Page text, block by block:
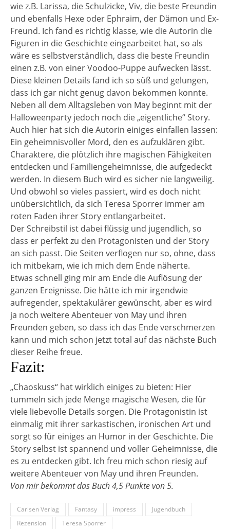
wie z.B. Larissa, die Schulzicke, Viv, die beste Freundin
und ebenfalls Hexe oder Ephraim, der Dämon und Ex-
Freund. Ich fand es richtig klasse, wie die Autorin die
Figuren in die Geschichte eingearbeitet hat, so als
wäre es selbstverständlich, dass die beste Freundin
einen z.B. von einer Voodoo-Puppe aufwecken lässt.
Diese kleinen Details fand ich so süß und gelungen,
dass ich gar nicht genug davon bekommen konnte.
Neben all dem Alltagsleben von May beginnt mit der
Halloweenparty jedoch noch die „eigentliche“ Story.
Auch hier hat sich die Autorin einiges einfallen lassen:
Ein geheimnisvoller Mord, den es aufzuklären gibt.
Charaktere, die plötzlich ihre magischen Fähigkeiten
entdecken und Familiengeheimnisse, die aufgedeckt
werden. In diesem Buch wird es sicher nie langweilig.
Und obwohl so vieles passiert, wird es doch nicht
unübersichtlich, da sich Teresa Sporrer immer am
roten Faden ihrer Story entlangarbeitet.
Der Schreibstil ist dabei flüssig und jugendlich, so
dass er perfekt zu den Protagonisten und der Story
an sich passt. Die Seiten verflogen nur so, ohne, dass
ich mitbekam, wie ich mich dem Ende näherte.
Etwas schnell ging mir am Ende die Auflösung der
ganzen Ereignisse. Die hätte ich mir irgendwie
aufregender, spektakulärer gewünscht, aber es wird
ja noch weitere Abenteuer von May und ihren
Freunden geben, so dass ich das Ende verschmerzen
kann und mich schon jetzt total auf das nächste Buch
dieser Reihe freue.
Fazit:
„Chaoskuss“ hat wirklich einiges zu bieten: Hier
tummeln sich jede Menge magische Wesen, die für
viele liebevolle Details sorgen. Die Protagonistin ist
einmalig mit ihrer sarkastischen, ironischen Art und
sorgt so für einiges an Humor in der Geschichte. Die
Story selbst ist spannend und voller Geheimnisse, die
es zu entdecken gibt. Ich freu mich schon riesig auf
weitere Abenteuer von May und ihren Freunden.
Von mir bekommt das Buch 4,5 Punkte von 5.
Carlsen Verlag Fantasy impress
Jugendbuch
Rezension
Teresa Sporrer